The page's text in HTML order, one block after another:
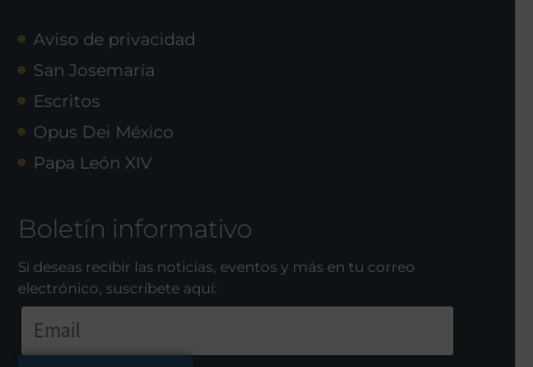
Aviso de privacidad
San Josemaría
Escritos
Opus Dei México
Papa León XIV
Boletín informativo
Si deseas recibir las noticias, eventos y más en tu correo
electrónico, suscríbete aquí: